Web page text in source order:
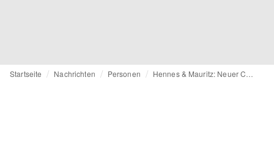
Startseite Nachrichten Personen